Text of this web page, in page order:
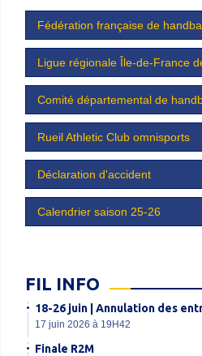
Fédération française de
Ligue régionale Île-de-France
Comité départemental de
Rueil Athletic Club omnisports
Déclaration d'accident
Calendrier saison 25-26
FIL INFO
18-26 juin | Annulation des
17 juin 2026 à 19H42
Finale R2M